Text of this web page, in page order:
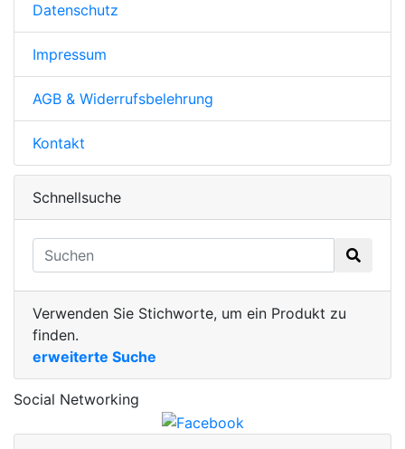
Datenschutz
Impressum
AGB & Widerrufsbelehrung
Kontakt
Schnellsuche
Verwenden Sie Stichworte, um ein Produkt zu
finden.
erweiterte Suche
Social Networking